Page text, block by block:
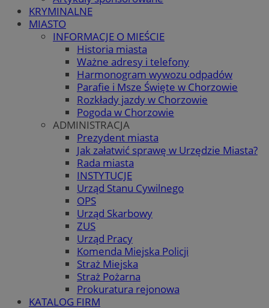
KRYMINALNE
MIASTO
INFORMACJE O MIEŚCIE
Historia miasta
Ważne adresy i telefony
Harmonogram wywozu odpadów
Parafie i Msze Święte w Chorzowie
Rozkłady jazdy w Chorzowie
Pogoda w Chorzowie
ADMINISTRACJA
Prezydent miasta
Jak załatwić sprawę w Urzędzie Miasta?
Rada miasta
INSTYTUCJE
Urząd Stanu Cywilnego
OPS
Urząd Skarbowy
ZUS
Urząd Pracy
Komenda Miejska Policji
Straż Miejska
Straż Pożarna
Prokuratura rejonowa
KATALOG FIRM